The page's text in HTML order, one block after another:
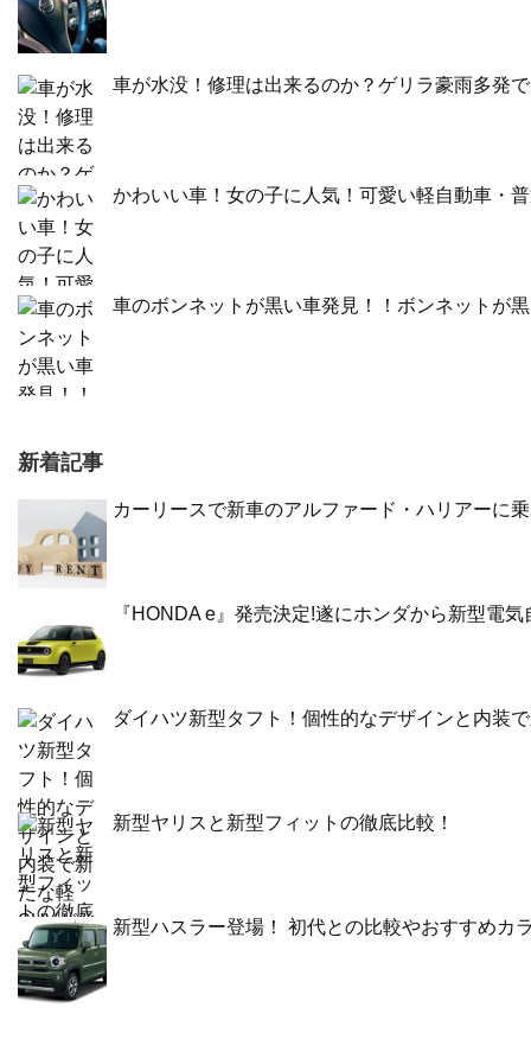
車が水没！修理は出来るのか？ゲリラ豪雨多発
かわいい車！女の子に人気！可愛い軽自動車・
車のボンネットが黒い車発見！！ボンネットが
新着記事
カーリースで新車のアルファード・ハリアーに
『HONDA e』発売決定!遂にホンダから新型電
ダイハツ新型タフト！個性的なデザインと内装
新型ヤリスと新型フィットの徹底比較！
新型ハスラー登場！ 初代との比較やおすすめカ